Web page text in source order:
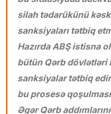
silah tədarükünü
sanksiyaları tətbiq
Hazırda ABŞ istisna
bütün Qərb dövlətləri
sanksiyalar tətbiq
bu prosesə
Əgər Qərb